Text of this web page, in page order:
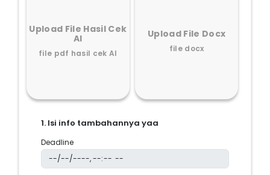
Upload File Hasil Cek
AI
file pdf hasil cek AI
Upload File Docx
file docx
1. Isi info tambahannya yaa
Deadline